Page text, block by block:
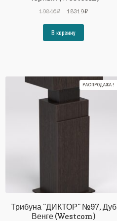
19846₽
Первоначальная
19846₽.
18319₽Текущая
В корзину
Трибуна "ДИКТОР" №97, Дуб
Венге (Westcom)
РАСПРОДАЖА!